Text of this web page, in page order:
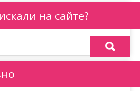
на сайте?